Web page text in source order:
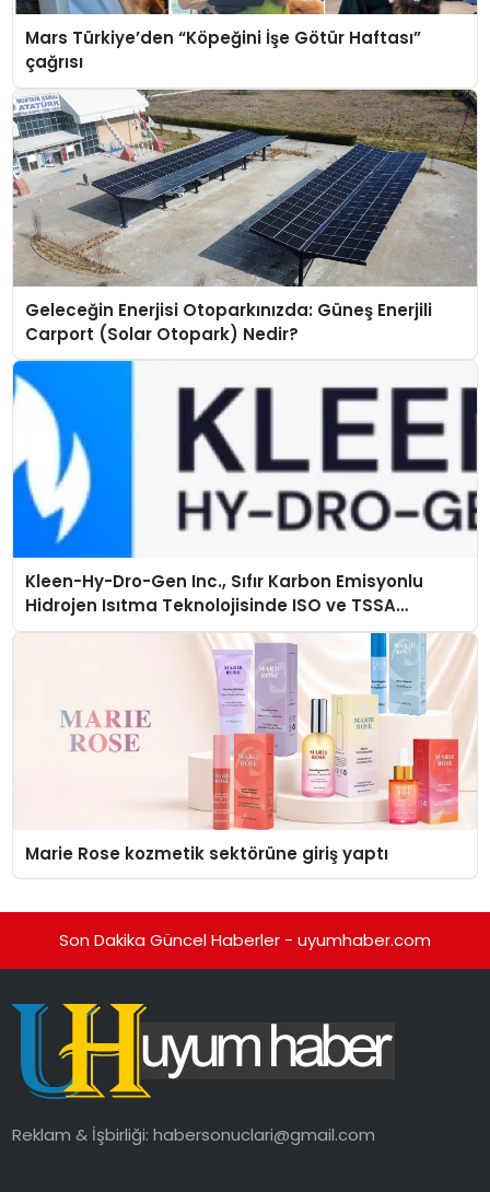
Mars Türkiye’den “Köpeğini İşe Götür Haftası”
çağrısı
Geleceğin Enerjisi Otoparkınızda: Güneş Enerjili
Carport (Solar Otopark) Nedir?
Kleen-Hy-Dro-Gen Inc., Sıfır Karbon Emisyonlu
Hidrojen Isıtma Teknolojisinde ISO ve TSSA
Düzenleyici Onaylarını Aldı
Marie Rose kozmetik sektörüne giriş yaptı
Son Dakika Güncel Haberler - uyumhaber.com
Reklam & İşbirliği:habersonuclari@gmail.com